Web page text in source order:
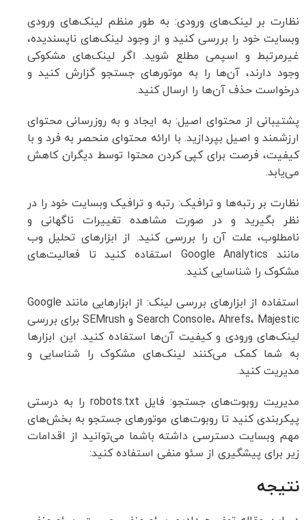
نظارت بر لینک‌های ورودی: به طور منظم لینک‌های ورودی
وبسایت خود را بررسی کنید و از وجود لینک‌های ناپسندیده،
غیرمرتبط و اسپمی مطلع شوید. اگر لینک‌های مشکوکی
وجود دارند، آن‌ها را به موتورهای جستجو گزارش کنید و
درخواست حذف آن‌ها را ارسال کنید.
پشتیبانی از محتوای اصیل: به ایجاد و به روزرسانی محتوای
ارزشمند و اصیل بپردازید. با ارائه محتوای منحصر به فرد و با
کیفیت، فرصت برای کپی کردن محتوا توسط دیگران کاهش
می‌یابد.
نظارت بر رتبه‌ها و ترافیک: رتبه و ترافیک وبسایت خود را در
نظر بگیرید و در صورت مشاهده تغییرات ناگهانی و
نامطلوب، علت آن را بررسی کنید. از ابزارهای تحلیل وب
مانند Google Analytics استفاده کنید تا فعالیت‌های
مشکوک را شناسایی کنید.
استفاده از ابزارهای بررسی لینک: از ابزارهایی مانند Google
Search Console، Ahrefs، Majestic و SEMrush برای بررسی
لینک‌های ورودی و کیفیت آن‌ها استفاده کنید. این ابزارها
به شما کمک می‌کنند لینک‌های مشکوک را شناسایی و
مدیریت کنید.
مدیریت روبوت‌های جستجو: فایل robots.txt را به درستی
پیکربندی کنید تا روبوت‌های موتورهای جستجو به بخش‌های
مهم وبسایت دسترسی داشته باشما می‌توانید از اقدامات
زیر برای پیشگیری از سئو منفی استفاده کنید:
نتیجه‌